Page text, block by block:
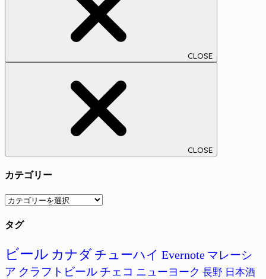
CLOSE
CLOSE
カテゴリー
カ
ゴ
ー
タグ
ビール カナダ チューハイ Evernote マレーシ
ア クラフトビール チェコ ニューヨーク 長野 日本酒